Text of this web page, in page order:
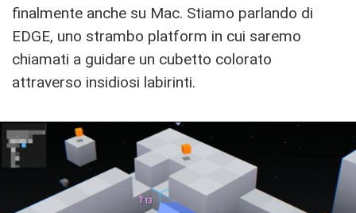
finalmente anche su Mac. Stiamo parlando di
EDGE, uno strambo platform in cui saremo
chiamati a guidare un cubetto colorato
attraverso insidiosi labirinti.